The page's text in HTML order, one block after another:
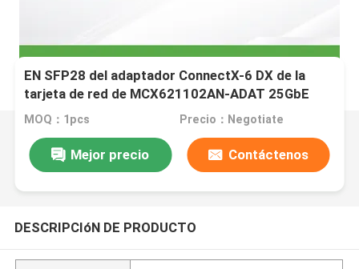
EN SFP28 del adaptador ConnectX-6 DX de la
tarjeta de red de MCX621102AN-ADAT 25GbE
Mellanox
MOQ：1pcs Precio：Negotiate
Mejor precio Contáctenos
DESCRIPCIóN DE PRODUCTO